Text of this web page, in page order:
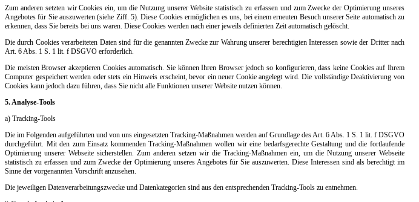
Zum anderen setzten wir Cookies ein, um die Nutzung unserer Website statistisch zu erfassen und zum Zwecke der Optimierung unseres
Angebotes für Sie auszuwerten (siehe Ziff. 5). Diese Cookies ermöglichen es uns, bei einem erneuten Besuch unserer Seite automatisch zu
erkennen, dass Sie bereits bei uns waren. Diese Cookies werden nach einer jeweils definierten Zeit automatisch gelöscht.
Die durch Cookies verarbeiteten Daten sind für die genannten Zwecke zur Wahrung unserer berechtigten Interessen sowie der Dritter nach
Art. 6 Abs. 1 S. 1 lit. f DSGVO erforderlich.
Die meisten Browser akzeptieren Cookies automatisch. Sie können Ihren Browser jedoch so konfigurieren, dass keine Cookies auf Ihrem
Computer gespeichert werden oder stets ein Hinweis erscheint, bevor ein neuer Cookie angelegt wird. Die vollständige Deaktivierung von
Cookies kann jedoch dazu führen, dass Sie nicht alle Funktionen unserer Website nutzen können.
5. Analyse-Tools
a) Tracking-Tools
Die im Folgenden aufgeführten und von uns eingesetzten Tracking-Maßnahmen werden auf Grundlage des Art. 6 Abs. 1 S. 1 lit. f DSGVO
durchgeführt. Mit den zum Einsatz kommenden Tracking-Maßnahmen wollen wir eine bedarfsgerechte Gestaltung und die fortlaufende
Optimierung unserer Webseite sicherstellen. Zum anderen setzen wir die Tracking-Maßnahmen ein, um die Nutzung unserer Webseite
statistisch zu erfassen und zum Zwecke der Optimierung unseres Angebotes für Sie auszuwerten. Diese Interessen sind als berechtigt im
Sinne der vorgenannten Vorschrift anzusehen.
Die jeweiligen Datenverarbeitungszwecke und Datenkategorien sind aus den entsprechenden Tracking-Tools zu entnehmen.